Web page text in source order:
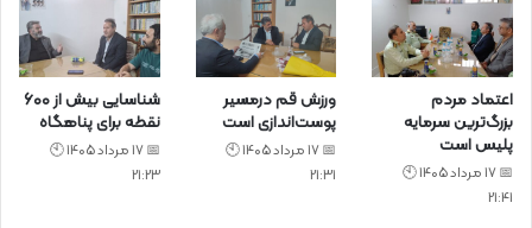
اعتماد مردم
بزرگ‌ترین سرمایه
پلیس است
📅 17 مرداد 1405 🕙
21:41
ورزش قم درمسیر
پوست‌اندازی است
📅 17 مرداد 1405 🕙
21:31
شناسایی بیش از ۶۰۰
نقطه برای پناهگاه
📅 17 مرداد 1405 🕙
21:23